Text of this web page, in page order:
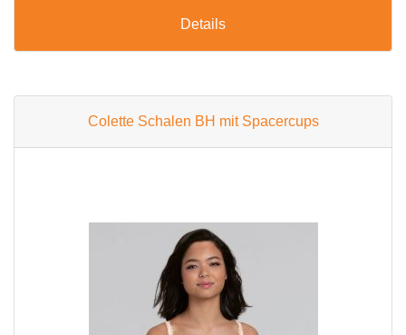
Details
Colette Schalen BH mit Spacercups